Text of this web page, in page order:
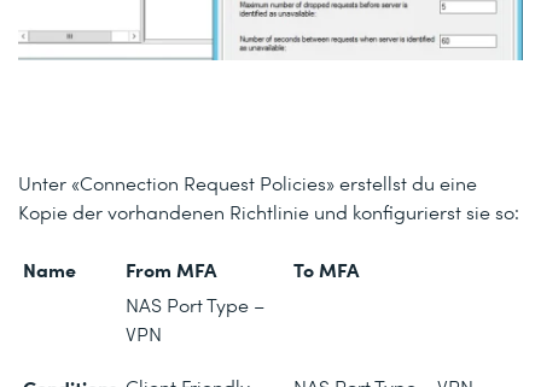
Unter «Connection Request Policies» erstellst du eine
Kopie der vorhandenen Richtlinie und konfigurierst sie so:
Name From MFA To MFA
NAS Port Type –
VPN